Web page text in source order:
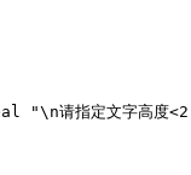
"\n请指定文字高度